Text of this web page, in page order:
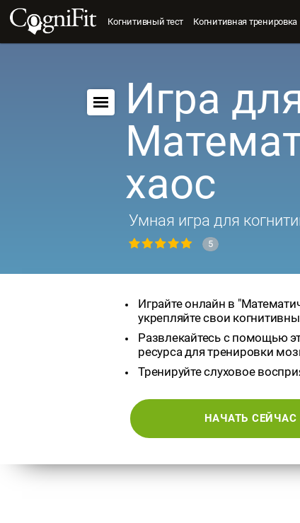
Когнитивный тест Когнитивная тренировка
Игра
хаос
Умная игра для
5
Играйте онлайн в
укрепляйте свои
Развлекайтесь с помощью
ресурса для тренировки
Тренируйте слуховое
НАЧАТЬ СЕЙЧАС